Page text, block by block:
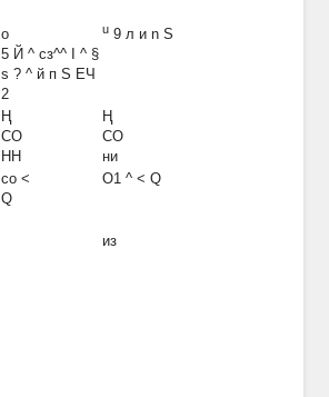
о
5 Й ^ сз^^ І ^ §
s ? ^ й п S ЕЧ
2
u 9 л и n S
Ң
СО
НН
Ң
СО
ни
со <
Q
О1 ^ < Q
из